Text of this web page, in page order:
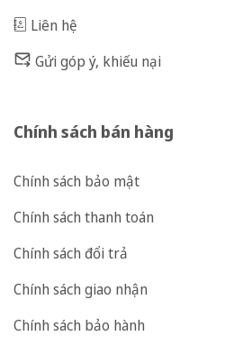
Liên hệ
Gửi góp ý, khiếu nại
Chính sách bán hàng
Chính sách bảo mật
Chính sách thanh toán
Chính sách đổi trả
Chính sách giao nhận
Chính sách bảo hành